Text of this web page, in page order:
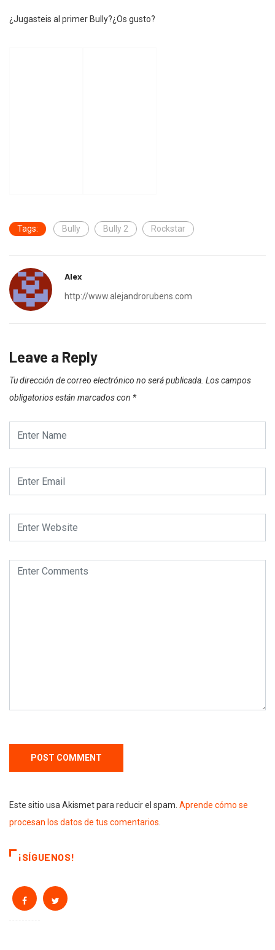
¿Jugasteis al primer Bully?¿Os gusto?
Tags: Bully Bully 2 Rockstar
Alex
http://www.alejandrorubens.com
Leave a Reply
Tu dirección de correo electrónico no será publicada. Los campos
obligatorios están marcados con *
Este sitio usa Akismet para reducir el spam. Aprende cómo se
procesan los datos de tus comentarios
¡SÍGUENOS!